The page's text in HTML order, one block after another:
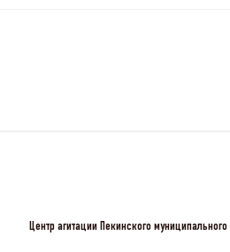
Центр агитации Пекинского